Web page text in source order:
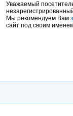
Уважаемый
Мы рекомендуем Вам
сайт под своим